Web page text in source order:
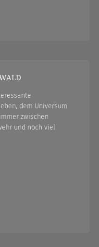
dem Universum
zwischen
und noch viel